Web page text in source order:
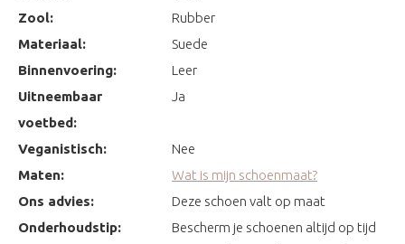
Zool:
Rubber
Materiaal:
Suede
Binnenvoering:
Leer
Uitneembaar
voetbed:
Ja
Veganistisch:
Nee
Maten:
Wat is mijn schoenmaat?
Ons advies:
Deze schoen valt op maat
Onderhoudstip:
Bescherm je schoenen altijd op tijd